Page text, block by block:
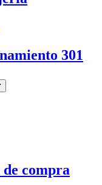
301
compra